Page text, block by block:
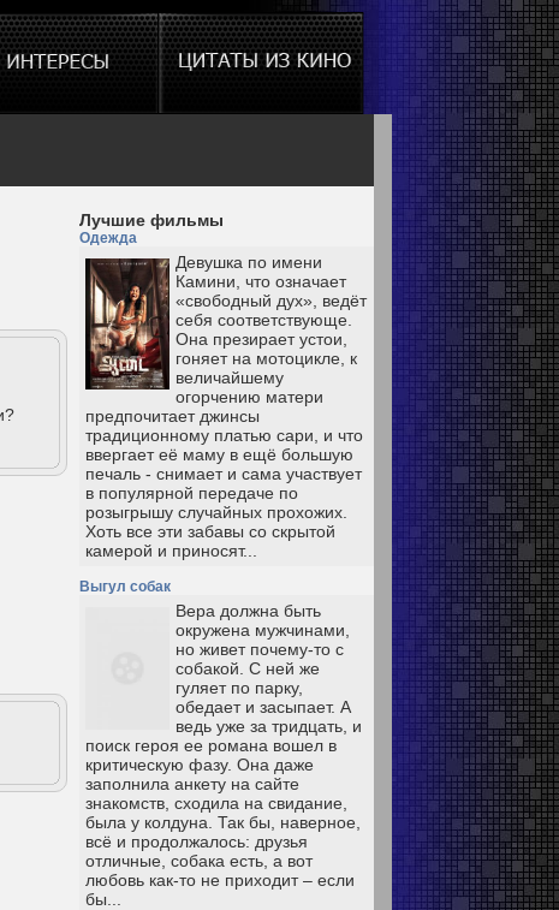
Лучшие фильмы
Одежда
Девушка по имени
Камини, что означает
«свободный дух», ведёт
себя соответствующе.
Она презирает устои,
гоняет на мотоцикле, к
величайшему
огорчению матери
предпочитает джинсы
традиционному платью сари, и что
ввергает её маму в ещё большую
печаль - снимает и сама участвует
в популярной передаче по
розыгрышу случайных прохожих.
Хоть все эти забавы со скрытой
камерой и приносят...
Выгул собак
Вера должна быть
окружена мужчинами,
но живет почему-то с
собакой. С ней же
гуляет по парку,
обедает и засыпает. А
ведь уже за тридцать, и
поиск героя ее романа вошел в
критическую фазу. Она даже
заполнила анкету на сайте
знакомств, сходила на свидание,
была у колдуна. Так бы, наверное,
всё и продолжалось: друзья
отличные, собака есть, а вот
любовь как-то не приходит – если
бы...